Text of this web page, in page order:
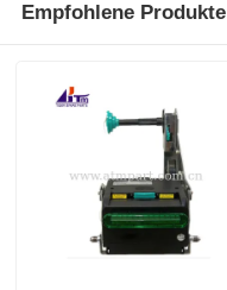
Empfohlene Produkte